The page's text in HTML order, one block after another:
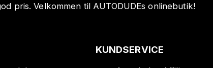
pris. Velkommen til AUTODUDEs onlinebutik!
KUNDSERVICE